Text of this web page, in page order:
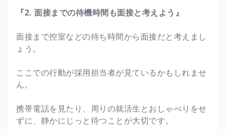
『2. 面接までの待機時間も面接と考えよう』
面接まで控室などの待ち時間から面接だと考えまし
ょう。
ここでの行動が採用担当者が見ているかもしれませ
ん。
携帯電話を見たり、周りの就活生とおしゃべりをせ
ずに、静かにじっと待つことが大切です。